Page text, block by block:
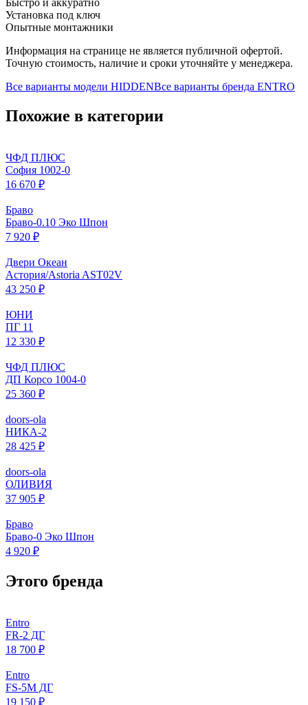
Быстро и аккуратно
Установка под ключ
Опытные монтажники
Информация на странице не является публичной офертой.
Точную стоимость, наличие и сроки уточняйте у менеджера.
Все варианты модели HIDDENВсе варианты бренда ENTRO
Похожие в категории
ЧФД ПЛЮС
София 1002-0
16 670 ₽
Браво
Браво-0.10 Эко Шпон
7 920 ₽
Двери Океан
Астория/Astoria AST02V
43 250 ₽
ЮНИ
ПГ 11
12 330 ₽
ЧФД ПЛЮС
ДП Корсо 1004-0
25 360 ₽
doors-ola
НИКА-2
28 425 ₽
doors-ola
ОЛИВИЯ
37 905 ₽
Браво
Браво-0 Эко Шпон
4 920 ₽
Этого бренда
Entro
FR-2 ДГ
18 700 ₽
Entro
FS-5M ДГ
19 150 ₽